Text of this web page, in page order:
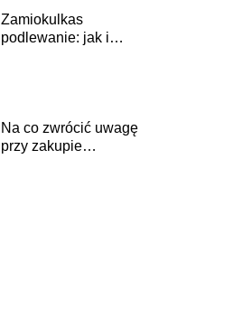
Zamiokulkas
podlewanie: jak i
Na co zwrócić uwagę
przy zakupie